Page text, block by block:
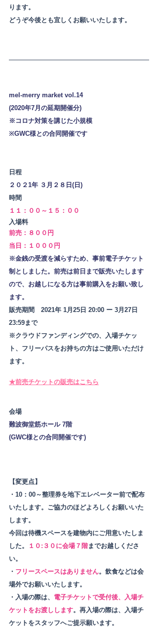
ります。
どうぞ今後とも宜しくお願いいたします。
mel-merry market vol.14
(2020年7月の延期開催分)
※コロナ対策を講じた小規模
※GWC様との合同開催です
日程
２０２1年 ３月２８日(日)
時間
１１：００～１５：００
入場料
前売：８００円
当日：１０００円
※金銭の受渡を減らすため、事前電子チケット
制としました。前売は前日まで販売いたします
ので、お越しになる方は事前購入をお願い致し
ます。
販売期間　2021年 1月25日 20:00 ー 3月27日
23:59まで
※クラウドファンディングでの、入場チケッ
ト、フリーパスをお持ちの方はご使用いただけ
ます。
★前売チケットの販売はこちら
会場
難波御堂筋ホール 7階
(GWC様との合同開催です)
【変更点】
・10：00～整理券を地下エレベーター前で配布
いたします。ご協力のほどよろしくお願いいた
します。
今回は待機スペースを建物内にご用意いたしま
した。
１０:３０に​会場７階までお越しくださ
い。
・ フリースペースはありません。飲食などは会
場外でお願いいたします。
・入場の際は、 電子チケットで受付後、入場チ
ケットをお渡しします。再入場の際は、入場チ
ケットをスタッフへご提示願います。